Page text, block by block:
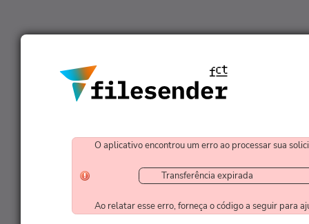
O aplicativo encontrou um erro ao processar sua
Transferência expirada
Ao relatar esse erro, forneça o código a seguir para